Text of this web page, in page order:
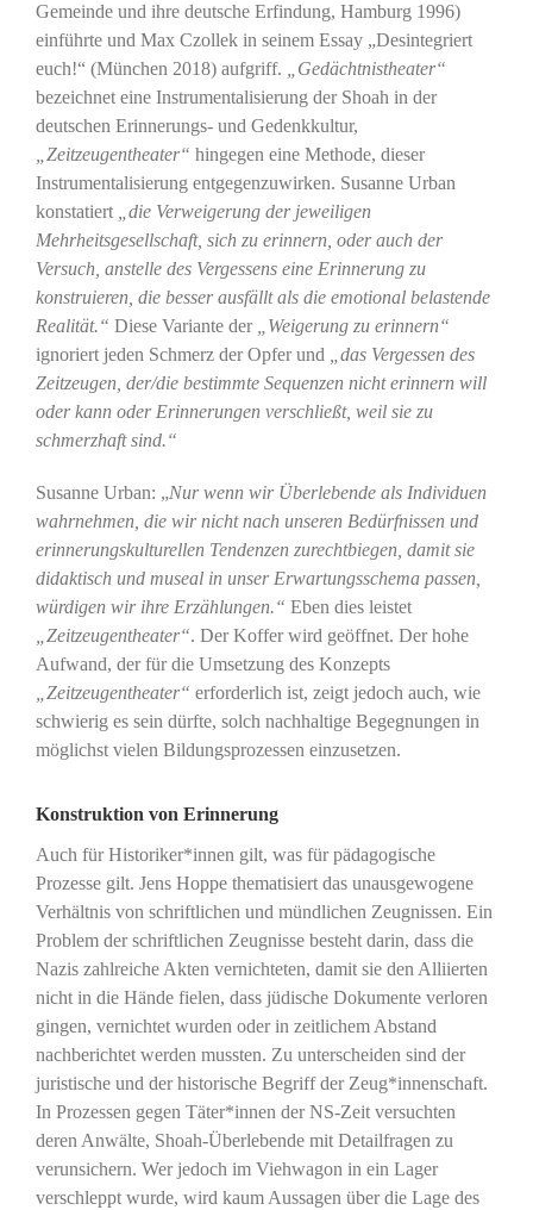
Gemeinde und ihre deutsche Erfindung, Hamburg 1996)
einführte und Max Czollek in seinem Essay „Desintegriert
euch!“ (München 2018) aufgriff. „Gedächtnistheater“
bezeichnet eine Instrumentalisierung der Shoah in der
deutschen Erinnerungs- und Gedenkkultur,
„Zeitzeugentheater“ hingegen eine Methode, dieser
Instrumentalisierung entgegenzuwirken. Susanne Urban
konstatiert „die Verweigerung der jeweiligen
Mehrheitsgesellschaft, sich zu erinnern, oder auch der
Versuch, anstelle des Vergessens eine Erinnerung zu
konstruieren, die besser ausfällt als die emotional belastende
Realität.“ Diese Variante der „Weigerung zu erinnern“
ignoriert jeden Schmerz der Opfer und „das Vergessen des
Zeitzeugen, der/die bestimmte Sequenzen nicht erinnern will
oder kann oder Erinnerungen verschließt, weil sie zu
schmerzhaft sind.“
Susanne Urban: „Nur wenn wir Überlebende als Individuen
wahrnehmen, die wir nicht nach unseren Bedürfnissen und
erinnerungskulturellen Tendenzen zurechtbiegen, damit sie
didaktisch und museal in unser Erwartungsschema passen,
würdigen wir ihre Erzählungen.“ Eben dies leistet
„Zeitzeugentheater“. Der Koffer wird geöffnet. Der hohe
Aufwand, der für die Umsetzung des Konzepts
„Zeitzeugentheater“ erforderlich ist, zeigt jedoch auch, wie
schwierig es sein dürfte, solch nachhaltige Begegnungen in
möglichst vielen Bildungsprozessen einzusetzen.
Konstruktion von Erinnerung
Auch für Historiker*innen gilt, was für pädagogische
Prozesse gilt. Jens Hoppe thematisiert das unausgewogene
Verhältnis von schriftlichen und mündlichen Zeugnissen. Ein
Problem der schriftlichen Zeugnisse besteht darin, dass die
Nazis zahlreiche Akten vernichteten, damit sie den Alliierten
nicht in die Hände fielen, dass jüdische Dokumente verloren
gingen, vernichtet wurden oder in zeitlichem Abstand
nachberichtet werden mussten. Zu unterscheiden sind der
juristische und der historische Begriff der Zeug*innenschaft.
In Prozessen gegen Täter*innen der NS-Zeit versuchten
deren Anwälte, Shoah-Überlebende mit Detailfragen zu
verunsichern. Wer jedoch im Viehwagon in ein Lager
verschleppt wurde, wird kaum Aussagen über die Lage des